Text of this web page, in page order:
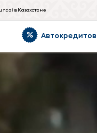
в Казахстане